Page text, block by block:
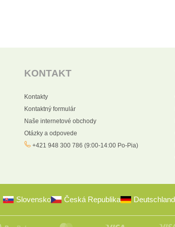
KONTAKT
Kontakty
Kontaktný formulár
Naše internetové obchody
Otázky a odpovede
+421 948 300 786 (9:00-14:00 Po-Pia)
Slovensko Česká Republika Deutschland